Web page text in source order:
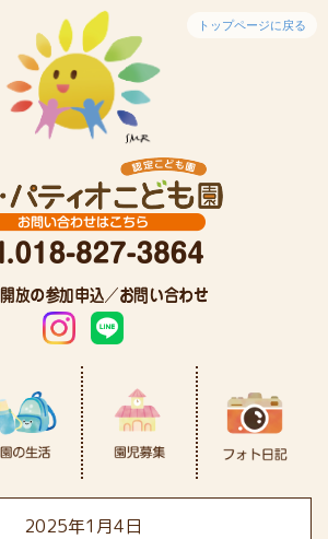
トップページに戻る
2025年1月4日